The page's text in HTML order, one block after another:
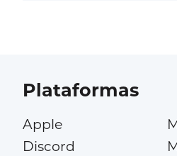
Plataformas
Apple
Discord